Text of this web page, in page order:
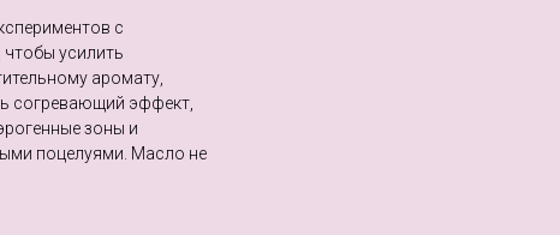
с
усилить
аромату,
согревающий эффект,
зоны и
поцелуями. Масло не